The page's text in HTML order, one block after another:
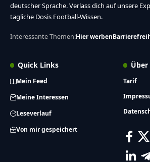
deutscher Sprache. Verlass dich auf unsere
tägliche Dosis Football-Wissen.
Interessante Themen:Hier werben
Quick Links
Mein Feed
Meine Interessen
Leseverlauf
Von mir gespeichert
Über
Tarif